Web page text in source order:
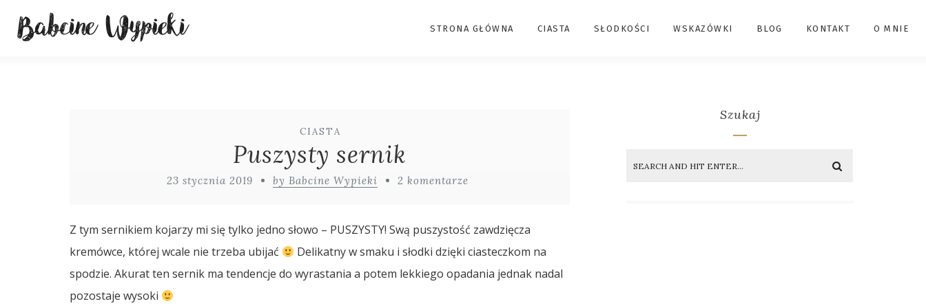
STRONA GŁÓWNA CIASTA SŁODKOŚCI WSKAZÓWKI BLOG KONTAKT O MNIE
CIASTA
Puszysty sernik
23 stycznia 2019 by Babcine Wypieki 2 komentarze
Z tym sernikiem kojarzy mi się tylko jedno słowo – PUSZYSTY! Swą puszystość zawdzięcza
kremówce, której wcale nie trzeba ubijać
Delikatny w smaku i słodki dzięki ciasteczkom na
spodzie. Akurat ten sernik ma tendencje do wyrastania a potem lekkiego opadania jednak nadal
pozostaje wysoki
Szukaj